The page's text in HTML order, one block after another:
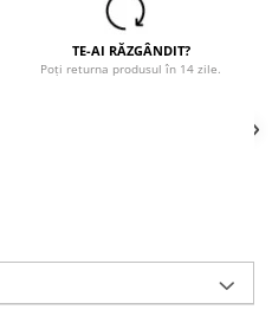
TE-AI RĂZGÂNDIT?
Poți returna produsul în 14 zile.